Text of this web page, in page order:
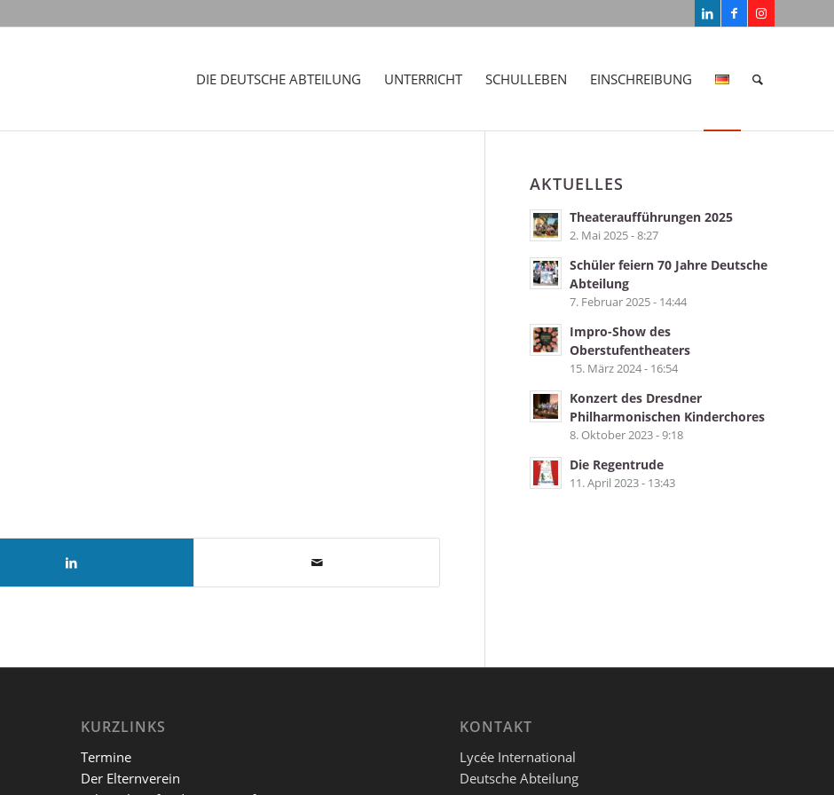
DIE DEUTSCHE ABTEILUNG UNTERRICHT SCHULLEBEN EINSCHREIBUNG
AKTUELLES
Theateraufführungen 2025
2. Mai 2025 - 8:27
Schüler feiern 70 Jahre Deutsche
Abteilung
7. Februar 2025 - 14:44
Impro-Show des
Oberstufentheaters
15. März 2024 - 16:54
Konzert des Dresdner
Philharmonischen Kinderchores
8. Oktober 2023 - 9:18
Die Regentrude
11. April 2023 - 13:43
KURZLINKS
Termine
Der Elternverein
KONTAKT
Lycée International
Deutsche Abteilung